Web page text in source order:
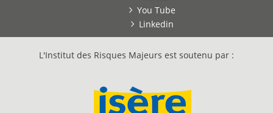
You Tube
Linkedin
L'Institut des Risques Majeurs est soutenu par :